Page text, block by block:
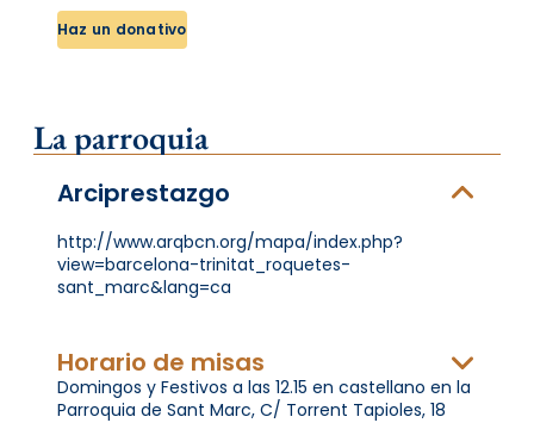
Haz un donativo
La parroquia
Arciprestazgo
http://www.arqbcn.org/mapa/index.php?
view=barcelona-trinitat_roquetes-
sant_marc&lang=ca
Horario de misas
Domingos y Festivos a las 12.15 en castellano en la
Parroquia de Sant Marc, C/ Torrent Tapioles, 18